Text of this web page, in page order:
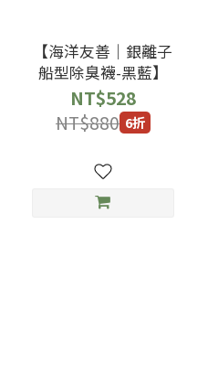
【海洋友善｜銀離子
船型除臭襪-黑藍】
NT$528
NT$880 6折